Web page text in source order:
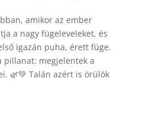
amikor az ember
a nagy fügeleveleket, és
igazán puha, érett füge.
pillanat: megjelentek a
🌿💚 Talán azért is örülök